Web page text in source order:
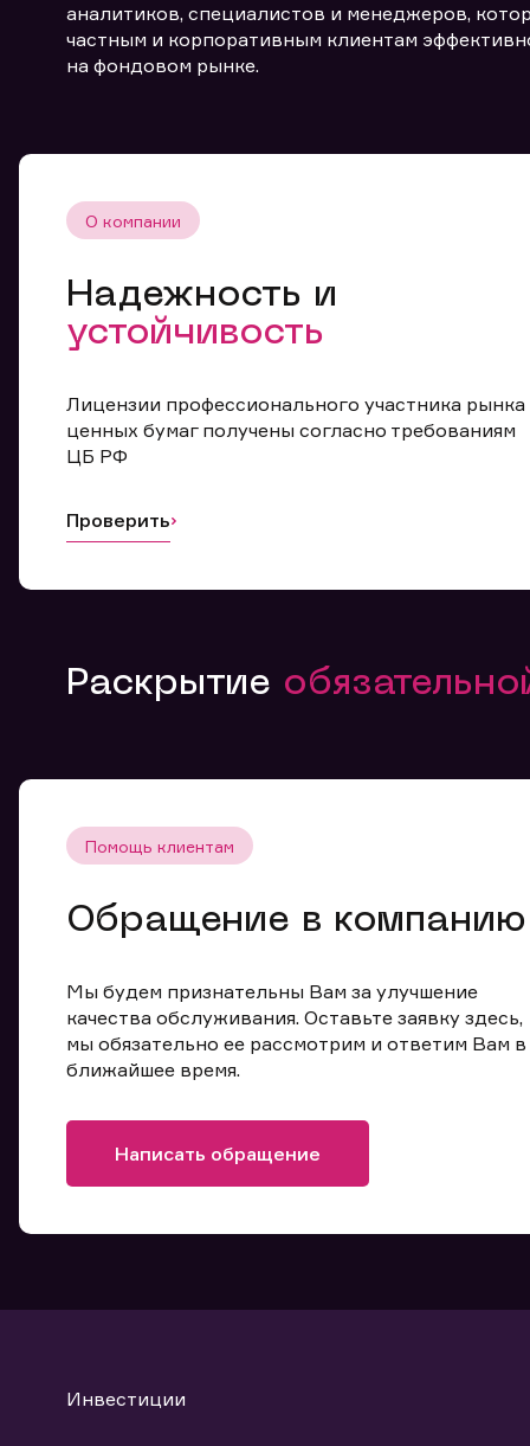
аналитиков, специалистов и менеджеров,
частным и корпоративным клиентам
на фондовом рынке.
О компании
Надежность и
устойчивость
Лицензии профессионального участника рынка
ценных бумаг получены согласно требованиям
ЦБ РФ
Проверить
Раскрытие
Помощь клиентам
Обращение в компанию
Мы будем признательны Вам за улучшение
качества обслуживания. Оставьте заявку здесь,
мы обязательно ее рассмотрим и ответим Вам в
ближайшее время.
Написать обращение
Инвестиции